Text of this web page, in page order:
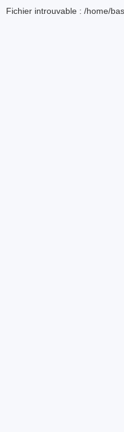
Fichier introuvable : /home/